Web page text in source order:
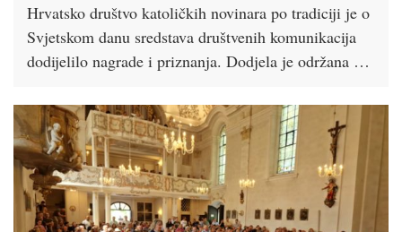
Hrvatsko društvo katoličkih novinara po tradiciji je o
Svjetskom danu sredstava društvenih komunikacija
dodijelilo nagrade i priznanja. Dodjela je održana …